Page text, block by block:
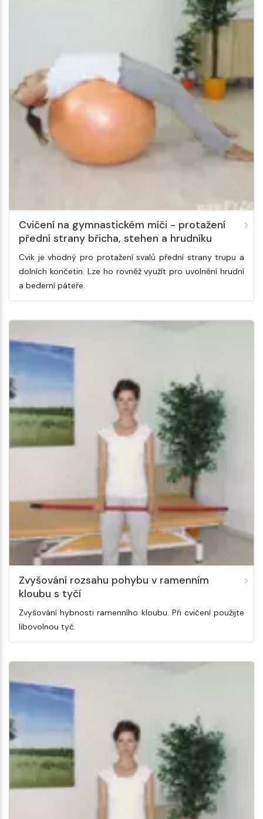
Cvičení na gymnastickém míči - protažení
přední strany břicha, stehen a hrudníku
Cvik je vhodný pro protažení svalů přední strany trupu a
dolních končetin. Lze ho rovněž využít pro uvolnění hrudní
a bederní páteře.
Zvyšování rozsahu pohybu v ramenním
kloubu s tyčí
Zvyšování hybnosti ramenního kloubu. Při cvičení použijte
libovolnou tyč.